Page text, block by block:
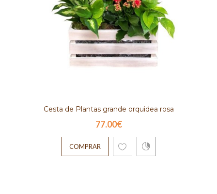
Cesta de Plantas grande orquidea rosa
77.00€
COMPRAR